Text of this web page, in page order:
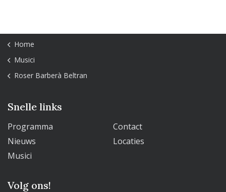
Home
Musici
Roser Barberà Beltran
Snelle links
Programma
Contact
Nieuws
Locaties
Musici
Volg ons!